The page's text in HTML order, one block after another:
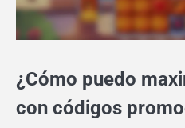
¿Cómo puedo
con códigos